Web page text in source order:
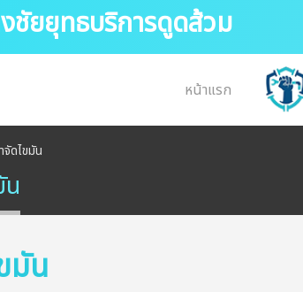
ชัยยุทธบริการดูดส้วม
หน้าแรก
จัดไขมัน
มัน